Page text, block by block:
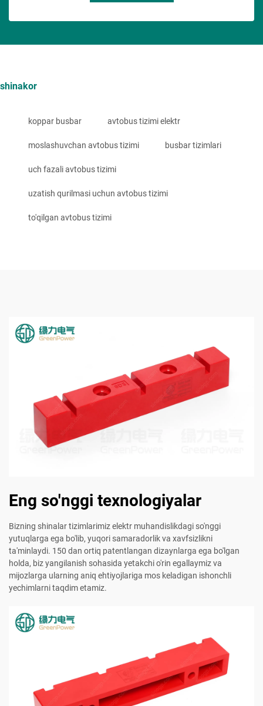
shinakor
koppar busbar avtobus tizimi elektr
moslashuvchan avtobus tizimi busbar tizimlari
uch fazali avtobus tizimi
uzatish qurilmasi uchun avtobus tizimi
to'qilgan avtobus tizimi
Eng so'nggi texnologiyalar
Bizning shinalar tizimlarimiz elektr muhandislikdagi so'nggi
yutuqlarga ega bo'lib, yuqori samaradorlik va xavfsizlikni
ta'minlaydi. 150 dan ortiq patentlangan dizaynlarga ega bo'lgan
holda, biz yangilanish sohasida yetakchi o'rin egallaymiz va
mijozlarga ularning aniq ehtiyojlariga mos keladigan ishonchli
yechimlarni taqdim etamiz.